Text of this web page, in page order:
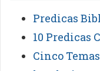
Predicas
10 Predicas
Cinco